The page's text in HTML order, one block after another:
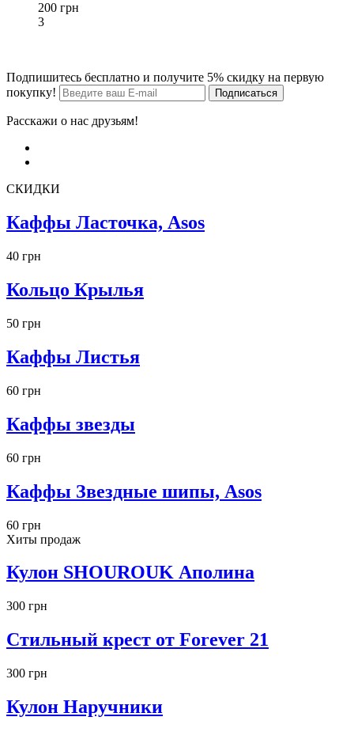
200 грн
3
Подпишитесь бесплатно и получите 5% скидку на первую
покупку!
Расскажи о нас друзьям!
СКИДКИ
Каффы Ласточка, Asos
40 грн
Кольцо Крылья
50 грн
Каффы Листья
60 грн
Каффы звезды
60 грн
Каффы Звездные шипы, Asos
60 грн
Хиты продаж
Кулон SHOUROUK Аполина
300 грн
Стильный крест от Forever 21
300 грн
Кулон Наручники